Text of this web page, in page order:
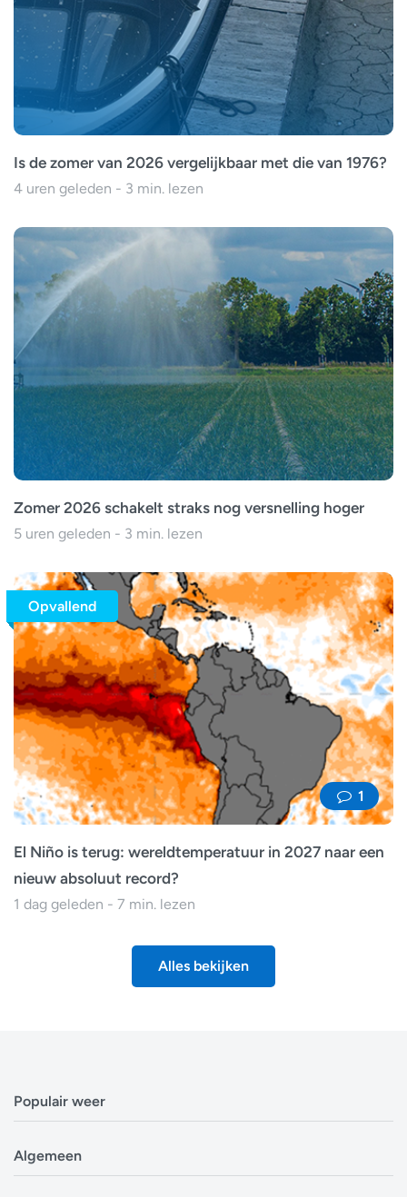
Is de zomer van 2026 vergelijkbaar met die van 1976?
4 uren geleden - 3 min. lezen
Zomer 2026 schakelt straks nog versnelling hoger
5 uren geleden - 3 min. lezen
1
Opvallend
El Niño is terug: wereldtemperatuur in 2027 naar een
nieuw absoluut record?
1 dag geleden - 7 min. lezen
Alles bekijken
Populair weer
Weerbericht Brussel
Algemeen